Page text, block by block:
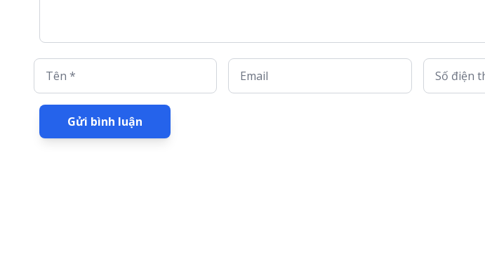
Tên * Email Số điện thoại
Gửi bình luận